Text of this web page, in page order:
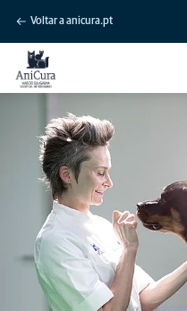
Voltar a anicura.pt